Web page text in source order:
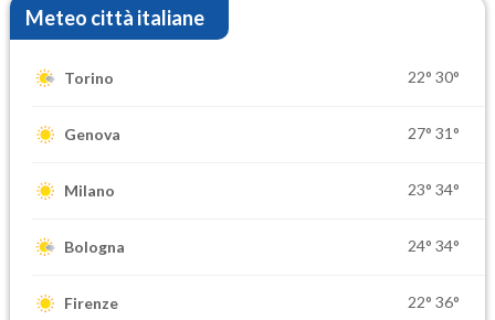
Meteo città italiane
Torino 22° 30°
Genova 27° 31°
Milano 23° 34°
Bologna 24° 34°
Firenze 22° 36°